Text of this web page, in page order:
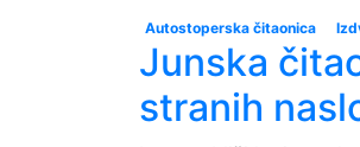
Autostoperska čitaonica
Junska
stranih